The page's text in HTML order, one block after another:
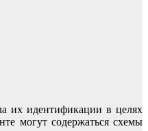
их идентификации в целях
могут содержаться схемы